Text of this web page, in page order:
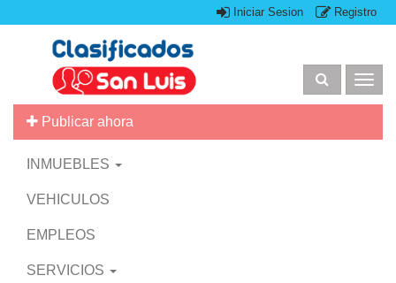
Iniciar Sesion Registro
Publicar ahora
INMUEBLES
VEHICULOS
EMPLEOS
SERVICIOS